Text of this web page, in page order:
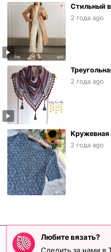
Стильный
2 года ago
2 года ago
Кружевная
2 года ago
Любите вязать?